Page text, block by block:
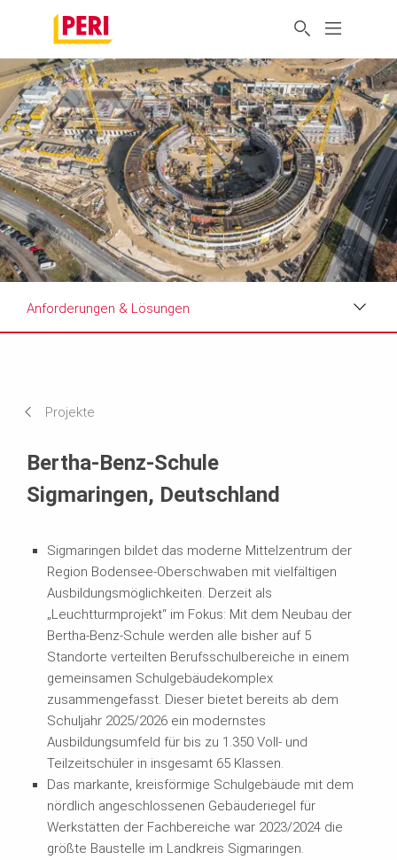
Anforderungen & Lösungen
Projekte
Bertha-Benz-Schule
Sigmaringen, Deutschland
Sigmaringen bildet das moderne Mittelzentrum der
Region Bodensee-Oberschwaben mit vielfältigen
Ausbildungsmöglichkeiten. Derzeit als
„Leuchtturmprojekt“ im Fokus: Mit dem Neubau der
Bertha-Benz-Schule werden alle bisher auf 5
Standorte verteilten Berufsschulbereiche in einem
gemeinsamen Schulgebäudekomplex
zusammengefasst. Dieser bietet bereits ab dem
Schuljahr 2025/2026 ein modernstes
Ausbildungsumfeld für bis zu 1.350 Voll- und
Teilzeitschüler in insgesamt 65 Klassen.
Das markante, kreisförmige Schulgebäude mit dem
nördlich angeschlossenen Gebäuderiegel für
Werkstätten der Fachbereiche war 2023/2024 die
größte Baustelle im Landkreis Sigmaringen.